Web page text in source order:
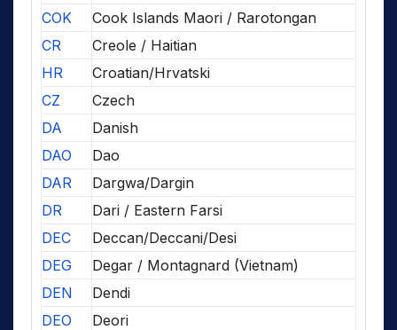
COK
Cook Islands Maori / Rarotongan
CR
Creole / Haitian
HR
Croatian/Hrvatski
CZ
Czech
DA
Danish
DAO
Dao
DAR
Dargwa/Dargin
DR
Dari / Eastern Farsi
DEC
Deccan/Deccani/Desi
DEG
Degar / Montagnard (Vietnam)
DEN
Dendi
DEO
Deori